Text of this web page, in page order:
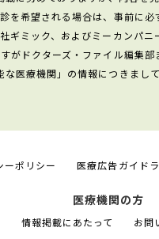
を希望される場合は、事前に必
ギミック、およびミーカンパ
がドクターズ・ファイル編集部
医療機関」の情報につきまし
ーポリシー 医療広告ガイド
医療機関の方
情報掲載にあたって お問